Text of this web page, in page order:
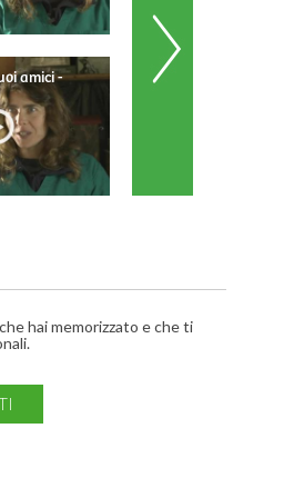
amici -
Francesca e i suoi
hai memorizzato e che ti